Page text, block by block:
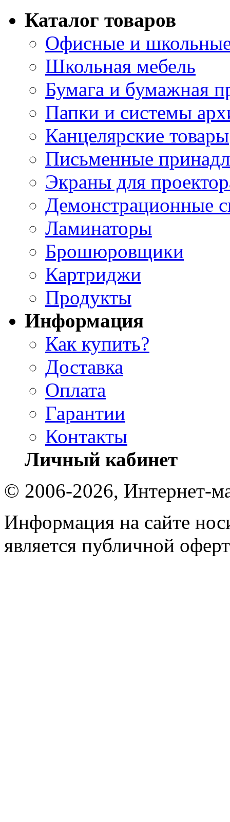
Каталог товаров
Офисные и
Школьная мебель
Бумага и бумажная
Папки и системы
Канцелярские товары
Письменные
Экраны для
Демонстрационные
Ламинаторы
Брошюровщики
Картриджи
Продукты
Информация
Как купить?
Доставка
Оплата
Гарантии
Контакты
Личный кабинет
© 2006-2026, Интернет-
Информация на сайте
является публичной